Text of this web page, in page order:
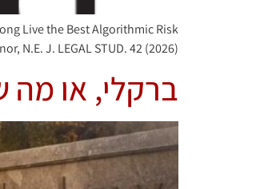
Live the Best Algorithmic Risk
N.E. J. LEGAL STUD. 42 (2026)
ברקלי, או מה